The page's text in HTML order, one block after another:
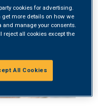
cookies for advertising.
get more details on how we
and manage your consents.
reject all cookies except the
All Cookies